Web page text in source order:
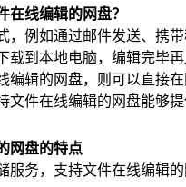
在线编辑的网盘？
，例如通过邮件发送、携
载到本地电脑，编辑完毕
编辑的网盘，则可以直接
文件在线编辑的网盘能够
网盘的特点
服务，支持文件在线编辑